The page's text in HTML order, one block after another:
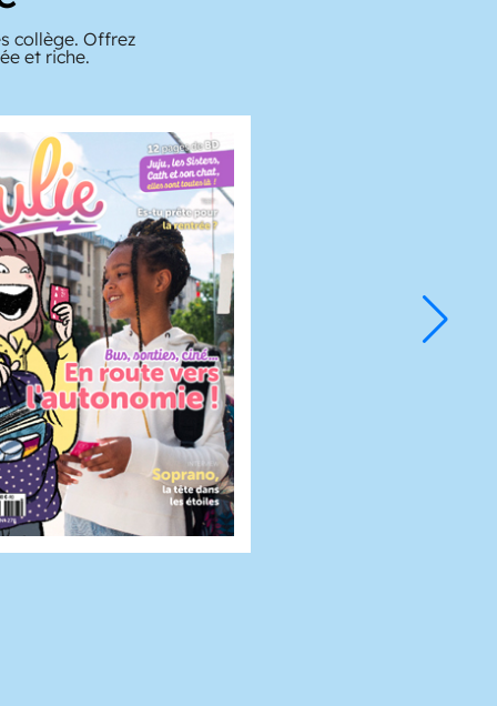
collège. Offrez
et riche.